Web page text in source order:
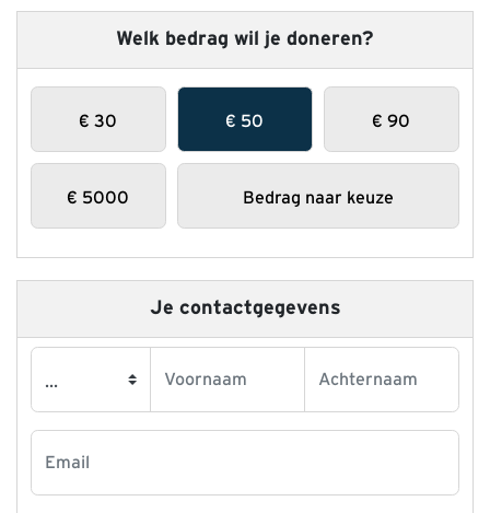
Welk bedrag wil je doneren?
€ 30 € 50 € 90
€ 5000 Bedrag naar keuze
Je contactgegevens